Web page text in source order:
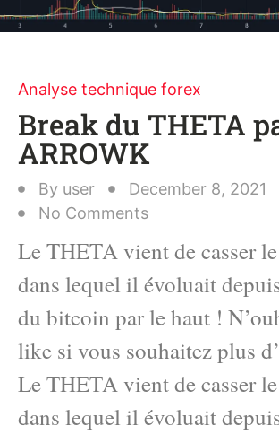
Analyse technique forex
Break du THETA
ARROWK
By user
December 8, 2021
No Comments
Le THETA vient de casser
dans lequel il évoluait
du bitcoin par le haut !
like si vous souhaitez plus
Le THETA vient de casser
dans lequel il évoluait